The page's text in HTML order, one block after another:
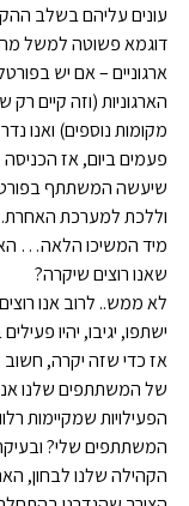
עונים עליהם בשלב
דוגמא פשוטה למשל
ארגוניים – אם יש
הארגוניות (וזה קיים רק
מקומות נוספים) ואנו
פעמים ביום, אז
שיעשה המשתתף
וללכת למערכת האחרת.
מיד המשיכו הלאה…
שאנו רוצים שיקרה?
לא ממש.. לרוב אנו
ישתפו, יגיבו, יהיו
אז כדי שזה יקרה, חשוב
של המשתתפים שלנו אנו
הפעילויות שמקיימות
המשתתפים שלי?
הקהילה שלנו לבחון,